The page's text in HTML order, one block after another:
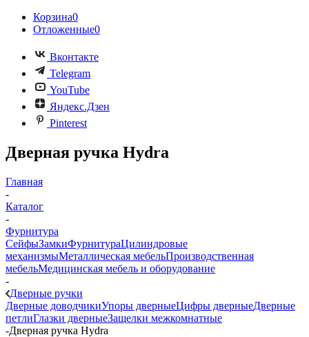
Корзина0
Отложенные0
Вконтакте
Telegram
YouTube
Яндекс.Дзен
Pinterest
Дверная ручка Hydra
Главная
-
Каталог
-
Фурнитура
СейфыЗамкиФурнитураЦилиндровые
механизмыМеталлическая мебельПроизводственная
мебельМедицинская мебель и оборудование
-
Дверные ручки
Дверные доводчикиУпоры дверныеЦифры дверныеДверные
петлиГлазки дверныеЗащелки межкомнатные
-Дверная ручка Hydra